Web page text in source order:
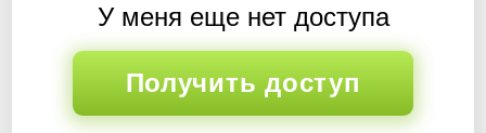
У меня еще нет доступа
Получить доступ